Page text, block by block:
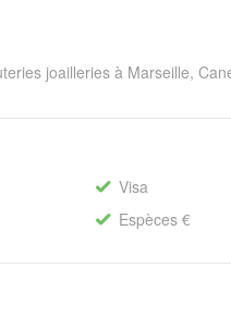
joailleries à Marseille,
Visa
Espèces €